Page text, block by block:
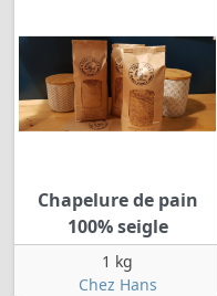
Chapelure de pain
100% seigle
1 kg
Chez Hans